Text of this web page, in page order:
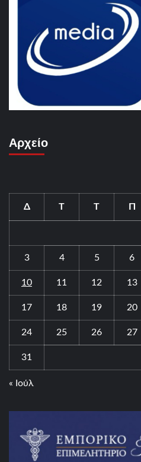
Αρχείο
Δ Τ Τ Π
3 4 5 6
10 11 12 13
17 18 19 20
24 25 26 27
31
« Ιούλ